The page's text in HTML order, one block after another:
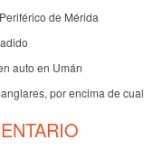
de Mérida
auto en Umán
por encima de